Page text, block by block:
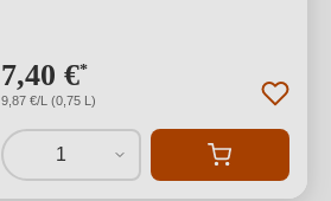
7,40 €*
9,87 €/L (0,75 L)
1